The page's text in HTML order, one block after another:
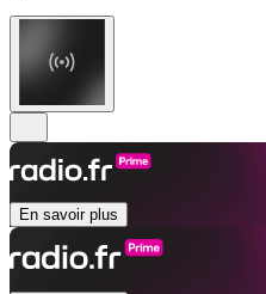
En savoir plus